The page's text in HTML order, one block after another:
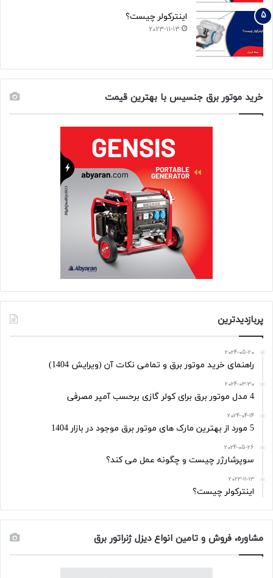
اینترکولر چیست؟
2023-11-13
خرید موتور برق جنسیس با بهترین قیمت
پربازدیدترین
2024-05-20
راهنمای خرید موتور برق و تمامی نکات آن (ویرایش 1404)
2024-03-30
4 مدل موتور برق برای کولر گازی برحسب آمپر مصرفی
2024-04-14
5 مورد از بهترین مارک های موتور برق موجود در بازار 1404
2024-05-26
سوپرشارژر چیست و چگونه عمل می کند؟
2023-11-13
اینترکولر چیست؟
مشاوره، فروش و تامین انواع دیزل ژنراتور برق